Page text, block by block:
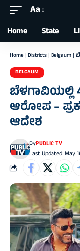
Font
Resizer
Aa
Home State
Home | Districts | Belgaum |
BELGAUM
ಬೆಳಗಾವಿಯಲ್ಲಿ
ಆರೋಪ –
ಆದೇಶ
Last Updated: May
ByPUBLIC TV